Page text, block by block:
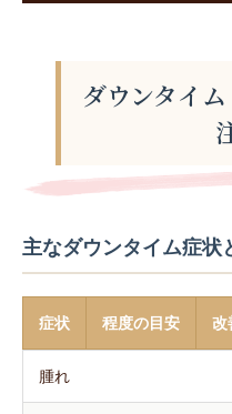
ダウンタイ
主なダウンタイム症状
症状 程度の目安 改
腫れ